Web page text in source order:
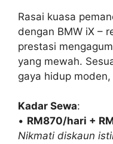
Rasai kuasa
dengan BMW iX –
prestasi
yang mewah.
gaya hidup
Kadar Sewa:
• RM870/hari +
Nikmati diskaun